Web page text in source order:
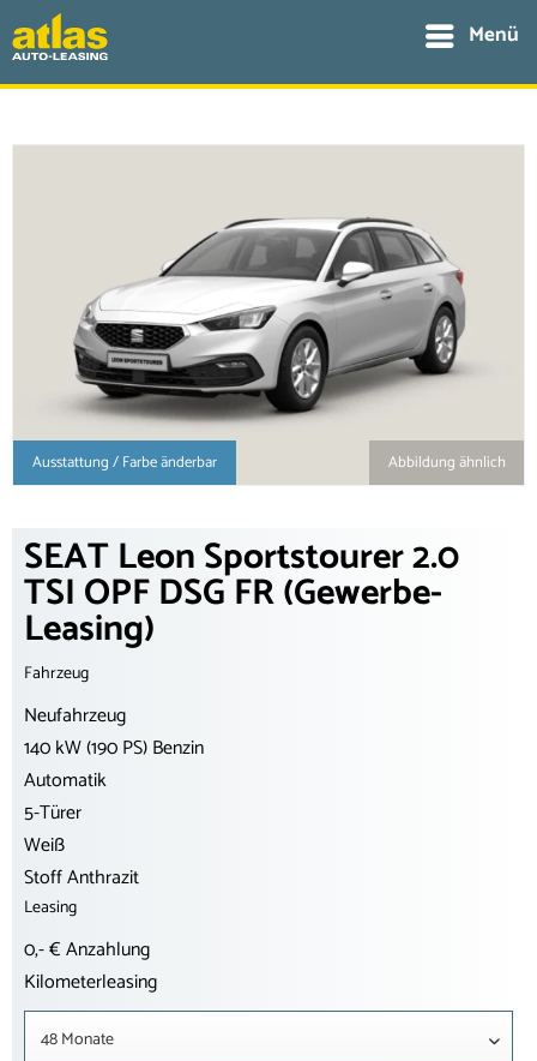
Menü
Abbildung ähnlich
Ausstattung / Farbe änderbar
SEAT Leon Sportstourer 2.0
TSI OPF DSG FR (Gewerbe-
Leasing)
Fahrzeug
Neufahrzeug
140 kW (190 PS) Benzin
Automatik
5-Türer
Weiß
Stoff Anthrazit
Leasing
0,- € Anzahlung
Kilometerleasing
48 Monate